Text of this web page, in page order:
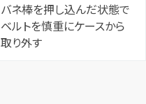
バネ棒を押し込んだ状態で
ベルトを慎重にケースから
取り外す